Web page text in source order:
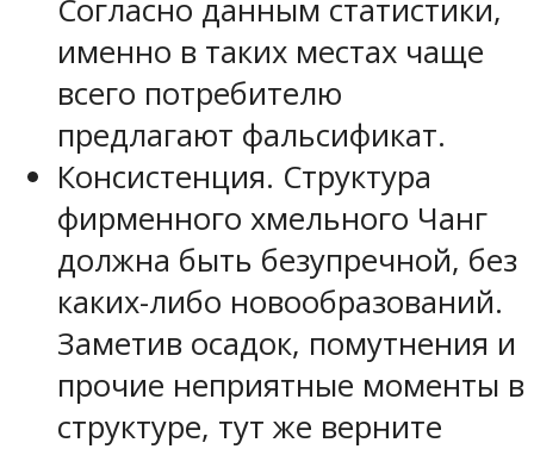
Согласно данным статистики,
именно в таких местах чаще
всего потребителю
предлагают фальсификат.
Консистенция. Структура
фирменного хмельного Чанг
должна быть безупречной, без
каких-либо новообразований.
Заметив осадок, помутнения и
прочие неприятные моменты в
структуре, тут же верните